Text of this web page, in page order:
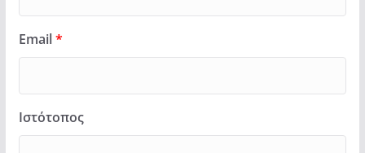
Email*
Ιστότοπος